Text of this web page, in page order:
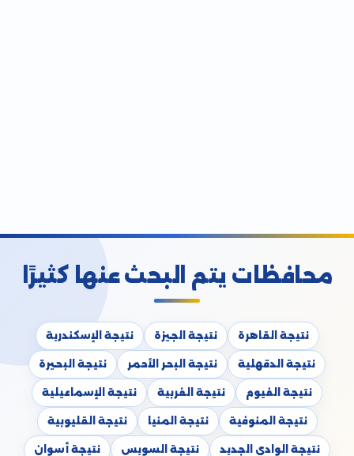
محافظات يتم البحث عنها كثيرًا
نتيجة القاهرة نتيجة الجيزة نتيجة الإسكندرية
نتيجة الدقهلية نتيجة البحر الأحمر نتيجة البحيرة
نتيجة الفيوم نتيجة الغربية نتيجة الإسماعيلية
نتيجة المنوفية نتيجة المنيا نتيجة القليوبية
نتيجة الوادي الجديد نتيجة السويس نتيجة أسوان